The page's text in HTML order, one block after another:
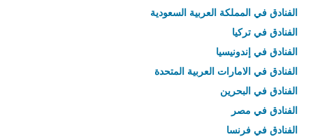
الفنادق في المملكة العربية السعودية
الفنادق في تركيا
الفنادق في إندونيسيا
الفنادق في الامارات العربية المتحدة
الفنادق في البحرين
الفنادق في مصر
الفنادق في فرنسا